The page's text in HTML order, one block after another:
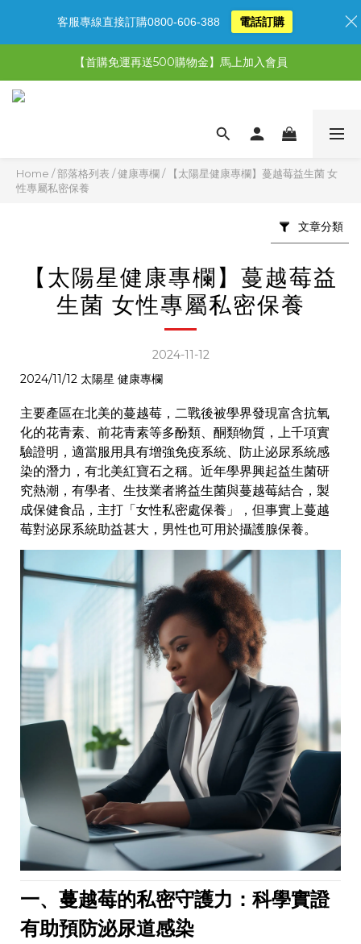
【限時特惠】全館滿1,000送500購物金！
【限時特惠】超值5選3，最高現省1,770元
【首購免運再送500購物金】馬上加入會員
Home /部落格列表 /健康專欄/
【太陽星健康專欄】蔓越莓益生菌 女
性專屬私密保養
文章分類
【太陽星健康專欄】蔓越莓益
生菌 女性專屬私密保養
2024-11-12
2024/11/12 太陽星 健康專欄
主要產區在北美的蔓越莓，二戰後被學界發現富含抗氧
化的花青素、前花青素等多酚類、酮類物質，上千項實
驗證明，適當服用具有增強免疫系統、防止泌尿系統感
染的潛力，有北美紅寶石之稱。近年學界興起益生菌研
究熱潮，有學者、生技業者將益生菌與蔓越莓結合，製
成保健食品，主打「女性私密處保養」，但事實上蔓越
莓對泌尿系統助益甚大，男性也可用於攝護腺保養。
一、蔓越莓的私密守護力：科學實證
有助預防泌尿道感染
客服專線直接訂購0800-606-388 電話訂購